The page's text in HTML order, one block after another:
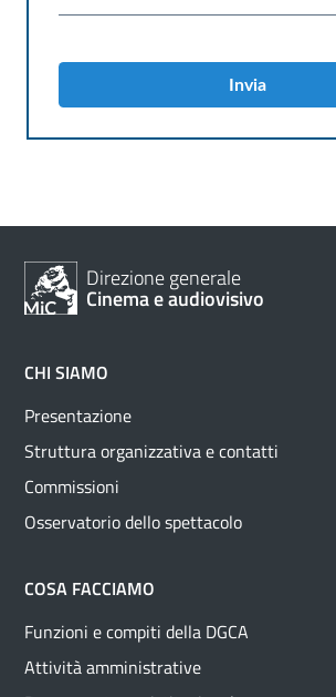
Invia
Direzione generale
Cinema e audiovisivo
CHI SIAMO
Presentazione
Struttura organizzativa e contatti
Commissioni
Osservatorio dello spettacolo
COSA FACCIAMO
Funzioni e compiti della DGCA
Attività amministrative